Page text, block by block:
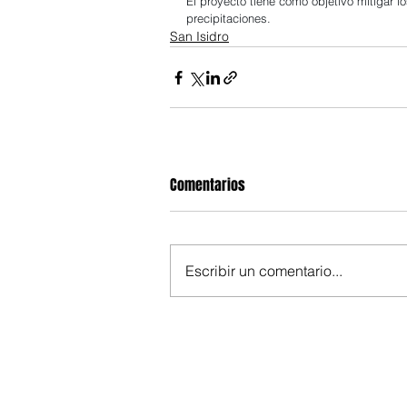
precipitaciones.
San Isidro
Comentarios
Escribir un comentario...